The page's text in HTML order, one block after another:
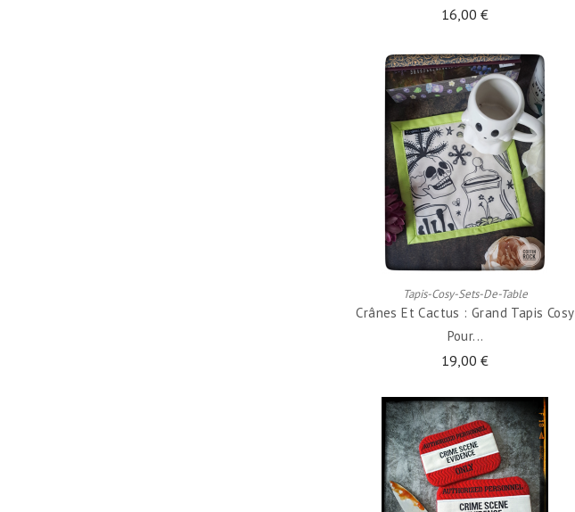
16,00 €
Tapis-Cosy-Sets-De-Table
Crânes Et Cactus : Grand Tapis Cosy
Pour...
19,00 €
AJOUTER AU PANIER